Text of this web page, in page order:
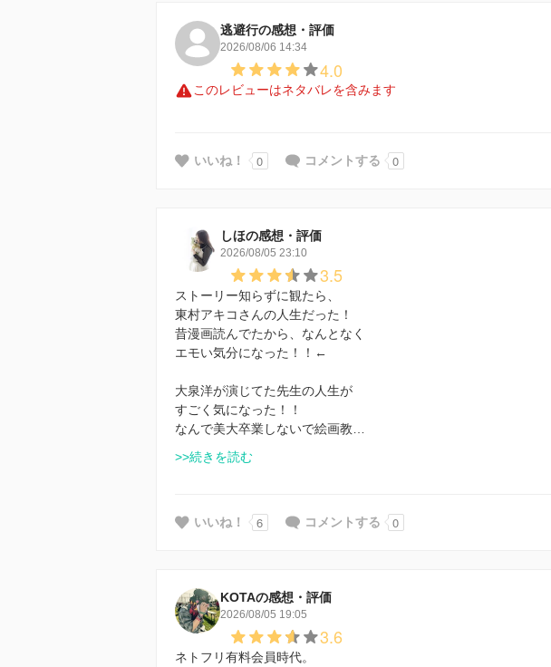
逃避行の感想・評価
2026/08/06 14:34
4.0
このレビューはネタバレを含みます
いいね！ 0 コメントする 0
しほの感想・評価
2026/08/05 23:10
3.5
ストーリー知らずに観たら、
東村アキコさんの人生だった！
昔漫画読んでたから、なんとなく
エモい気分になった！！←
大泉洋が演じてた先生の人生が
すごく気になった！！
なんで美大卒業しないで絵画教…
>>続きを読む
いいね！ 6 コメントする 0
KOTAの感想・評価
2026/08/05 19:05
3.6
ネトフリ有料会員時代。